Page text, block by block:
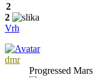
2
2
Vrh
dmr
Progressed Mars